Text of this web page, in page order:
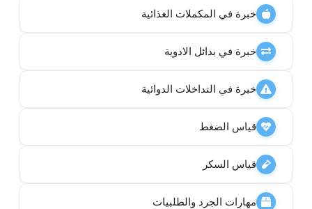
خبرة في المكملات الغذائية
خبرة في بدائل الادوية
خبرة في التداخلات الدوائية
قياس الضغط
قياس السكر
مهارات الجرد والطلبيات